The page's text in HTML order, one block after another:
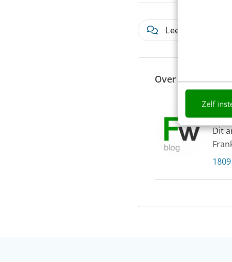
Zelf
Lees 6 reacties
Over de auteur
Dit